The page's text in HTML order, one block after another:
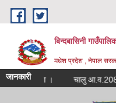
Skip to main content
बिन्दबासिनी
मधेश प्रदेश , नेपाल
जानकारी
सूचना ।
शपत ग्रहण